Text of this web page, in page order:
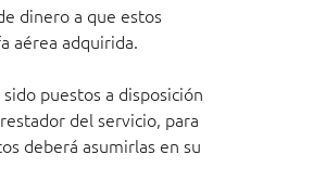
dinero a que estos
aérea adquirida.
puestos a disposición
del servicio, para
deberá asumirlas en su